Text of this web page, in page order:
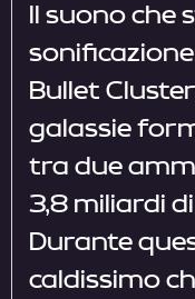
Il suono che
Bullet
galassie
tra due
3,8 miliardi
Durante
caldissimo